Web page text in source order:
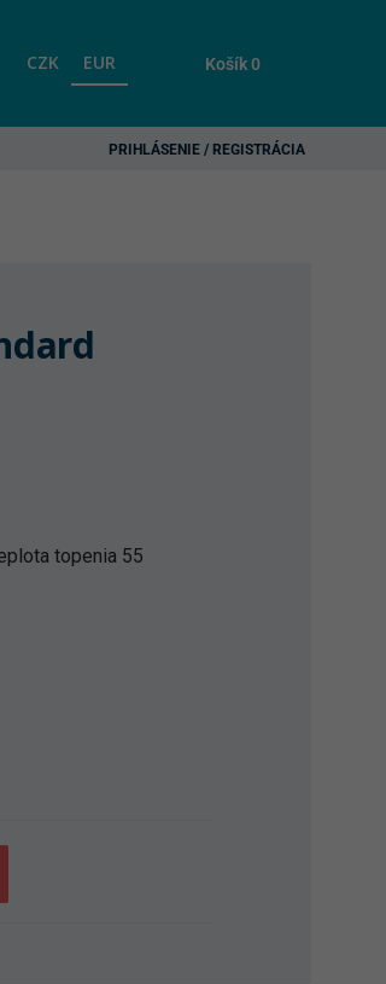
CZK EUR Košík0
PRIHLÁSENIE / REGISTRÁCIA
topenia 55